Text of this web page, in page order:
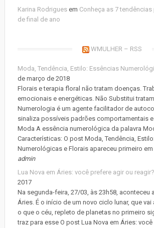
Karina Rodriguesem Conheça as 7
de final de ano
WMULHER – RSS
Moda, Tendência, Estilo: Essências
de março de 2018
Florais e terapia floral não tratam doenças.
emocionais e energéticas. Não Substitui
Numerologia é um agente facilitador de
sinaliza possíveis padrões comportamentais
Moda A essência numerológica da palavra
Características: O post Moda, Tendência,
Numerológicas e Florais apareceu primeiro
admin
Lua Nova em Áries: você prefere agir ou reagir?
2017
Na segunda-feira, 27/03, às 23h58, aconteceu
Áries. É o início de um novo ciclo lunar, que
o que o céu, repleto de planetas no primeiro
traz para esse O post Lua Nova em Áries: